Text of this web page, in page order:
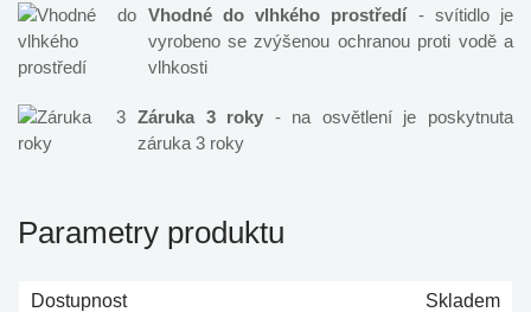
Vhodné do vlhkého prostředí- svítidlo je
vyrobeno se zvýšenou ochranou proti vodě a
vlhkosti
Záruka 3 roky - na osvětlení je poskytnuta
záruka 3 roky
Parametry produktu
Dostupnost
Skladem